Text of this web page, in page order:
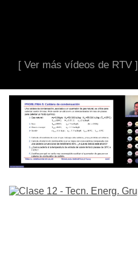
[ Ver más vídeos de RTV ]